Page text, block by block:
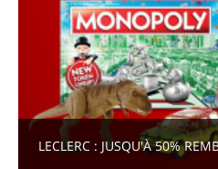
LECLERC : JUSQU'À 50%